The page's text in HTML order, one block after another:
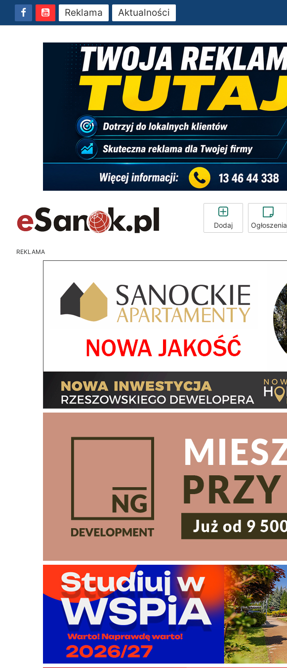
Reklama Aktualności
Dodaj Ogłoszenia
REKLAMA